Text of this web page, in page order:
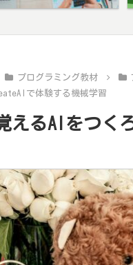
プログラミング教材
で体験する機械学習
えるAIをつく